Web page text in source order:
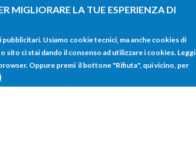
MIGLIORARE LA TUE ESPERIENZA DI
Usiamo cookie tecnici, ma anche cookies di
ci stai dando il consenso ad utilizzare i cookies. Leggi
Oppure premi il bottone "Rifiuta", qui vicino, per